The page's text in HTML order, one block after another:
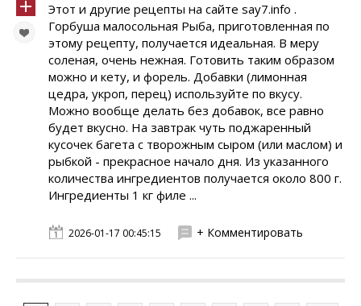
Этот и другие рецепты на сайте say7.info .
Горбуша малосольная Рыба, приготовленная по
этому рецепту, получается идеальная. В меру
соленая, очень нежная. Готовить таким образом
можно и кету, и форель. Добавки (лимонная
цедра, укроп, перец) используйте по вкусу.
Можно вообще делать без добавок, все равно
будет вкусно. На завтрак чуть поджаренный
кусочек багета с творожным сыром (или маслом) и
рыбкой - прекрасное начало дня. Из указанного
количества ингредиентов получается около 800 г.
Ингредиенты 1 кг филе ...
2026-01-17 00:45:15 + Комментировать